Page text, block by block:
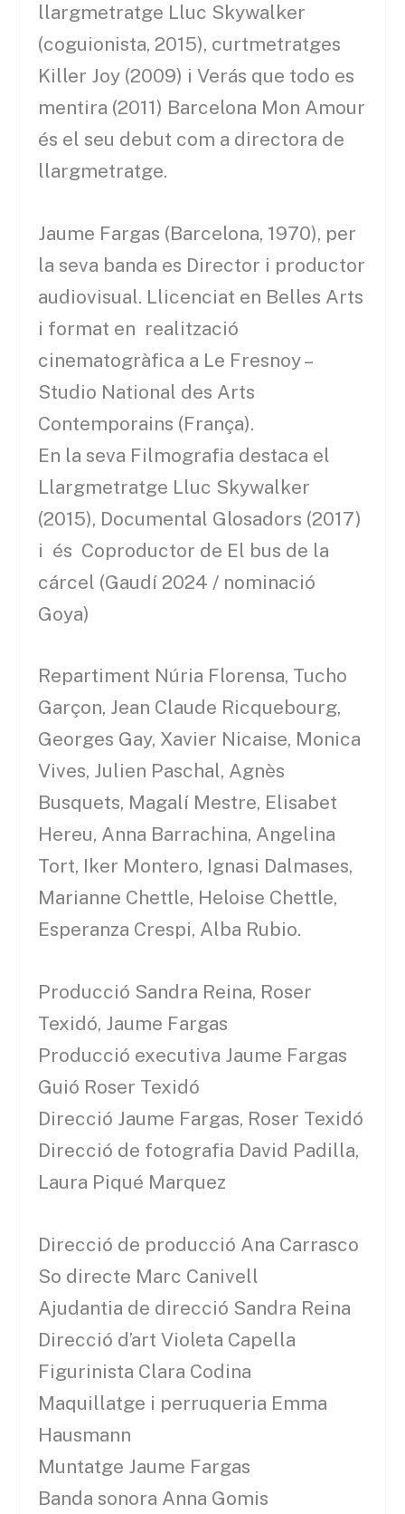
llargmetratge Lluc Skywalker
(coguionista, 2015), curtmetratges
Killer Joy (2009) i Verás que todo es
mentira (2011) Barcelona Mon Amour
és el seu debut com a directora de
llargmetratge.
Jaume Fargas (Barcelona, 1970), per
la seva banda es Director i productor
audiovisual. Llicenciat en Belles Arts
i format en realització
cinematogràfica a Le Fresnoy –
Studio National des Arts
Contemporains (França).
En la seva Filmografia destaca el
Llargmetratge Lluc Skywalker
(2015), Documental Glosadors (2017)
i és Coproductor de El bus de la
cárcel (Gaudí 2024 / nominació
Goya)
Repartiment Núria Florensa, Tucho
Garçon, Jean Claude Ricquebourg,
Georges Gay, Xavier Nicaise, Monica
Vives, Julien Paschal, Agnès
Busquets, Magalí Mestre, Elisabet
Hereu, Anna Barrachina, Angelina
Tort, Iker Montero, Ignasi Dalmases,
Marianne Chettle, Heloise Chettle,
Esperanza Crespi, Alba Rubio.
Producció Sandra Reina, Roser
Texidó, Jaume Fargas
Producció executiva Jaume Fargas
Guió Roser Texidó
Direcció Jaume Fargas, Roser Texidó
Direcció de fotografia David Padilla,
Laura Piqué Marquez
Direcció de producció Ana Carrasco
So directe Marc Canivell
Ajudantia de direcció Sandra Reina
Direcció d’art Violeta Capella
Figurinista Clara Codina
Maquillatge i perruqueria Emma
Hausmann
Muntatge Jaume Fargas
Banda sonora Anna Gomis